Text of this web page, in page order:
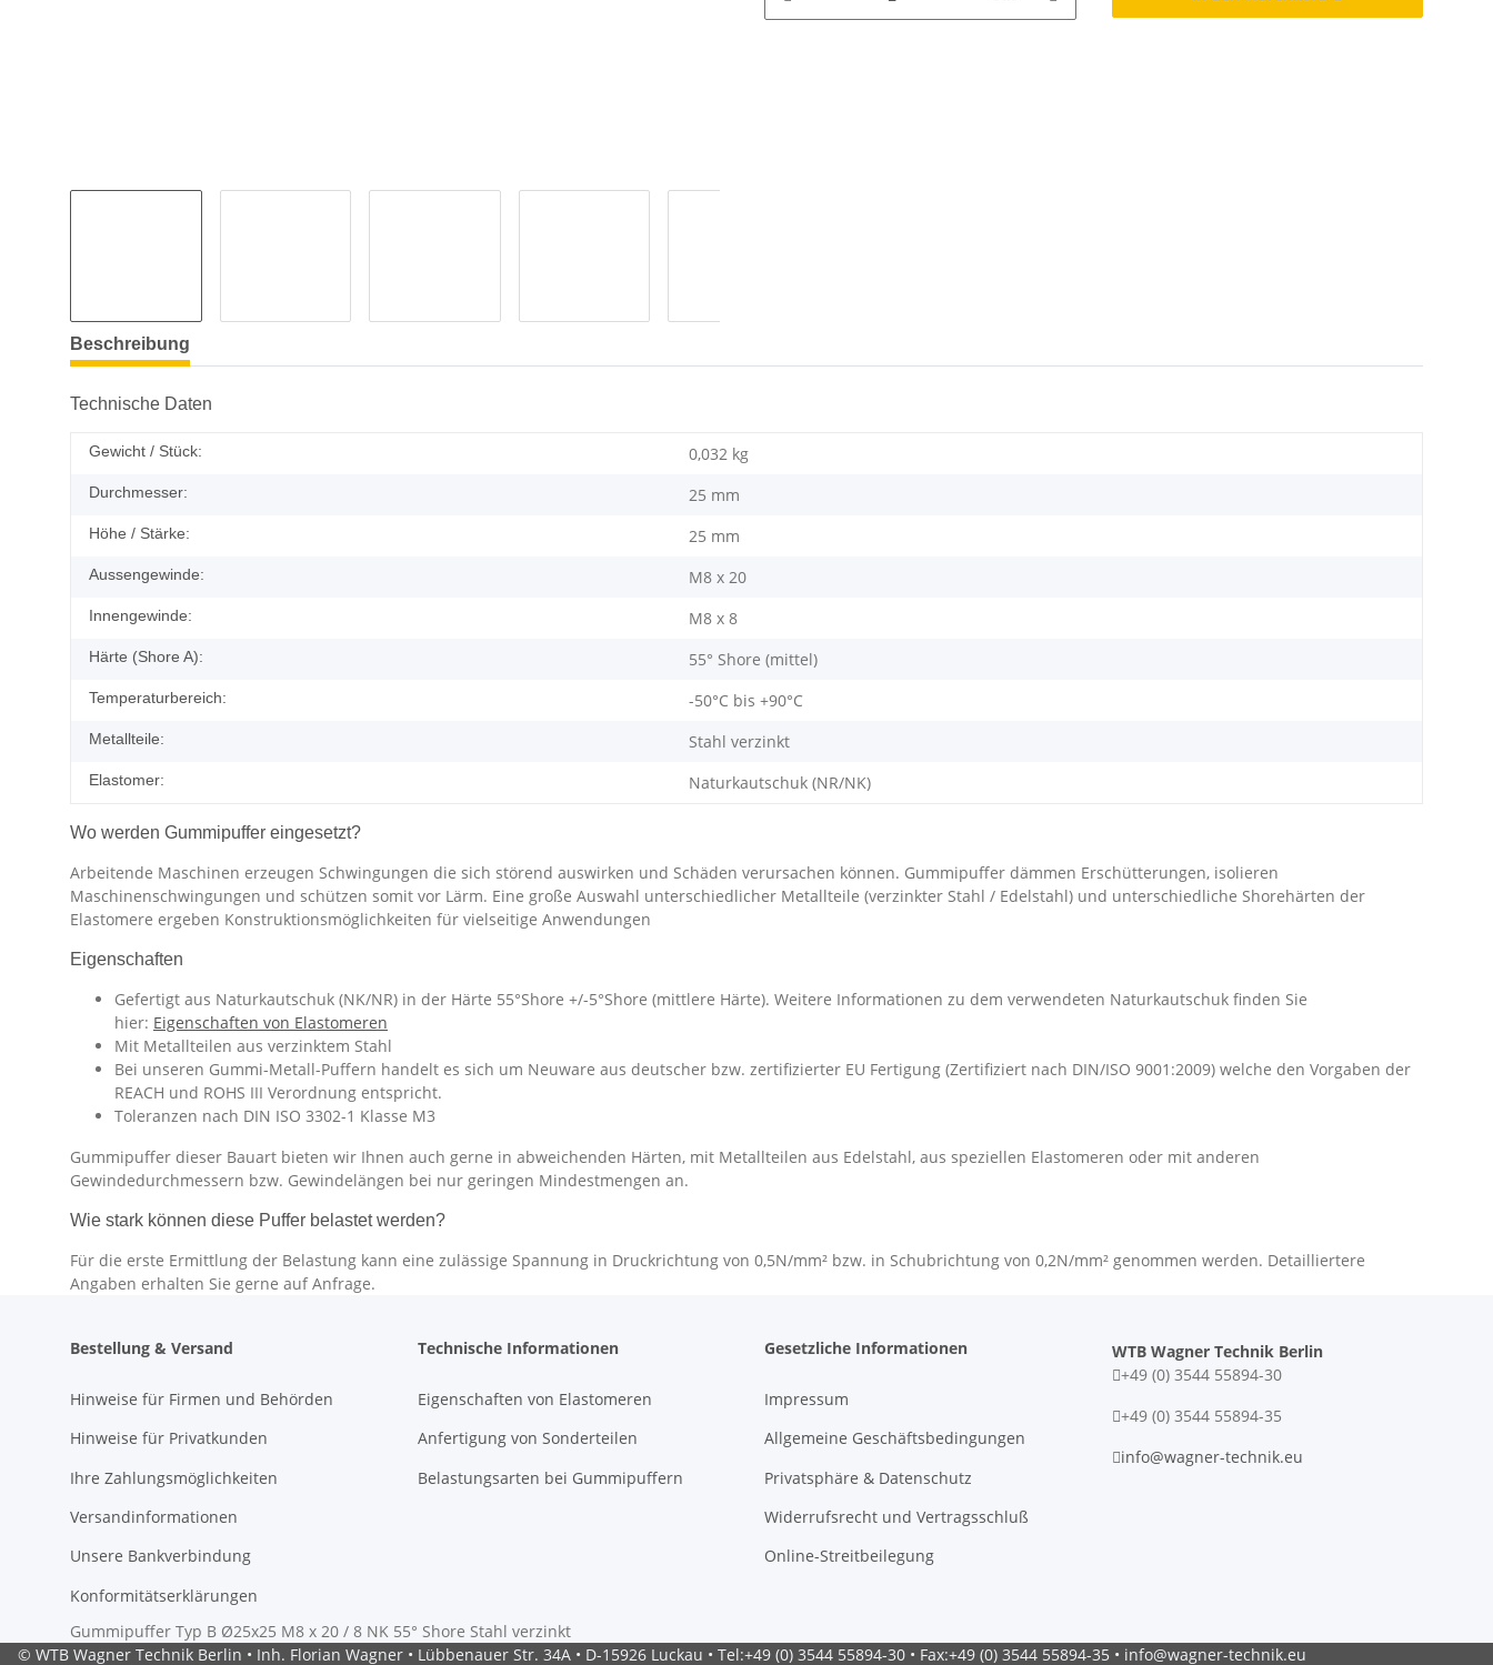
Beschreibung
Technische Daten
Gewicht / Stück: 0,032 kg
Durchmesser: 25 mm
Höhe / Stärke: 25 mm
Aussengewinde: M8 x 20
Innengewinde: M8 x 8
Härte (Shore A): 55° Shore (mittel)
Temperaturbereich: -50°C bis +90°C
Metallteile: Stahl verzinkt
Elastomer: Naturkautschuk (NR/NK)
Wo werden Gummipuffer eingesetzt?
Arbeitende Maschinen erzeugen Schwingungen die sich störend auswirken und Schäden verursachen können. Gummipuffer dämmen Erschütterungen, isolieren
Maschinenschwingungen und schützen somit vor Lärm. Eine große Auswahl unterschiedlicher Metallteile (verzinkter Stahl / Edelstahl) und unterschiedliche Shorehärten der
Elastomere ergeben Konstruktionsmöglichkeiten für vielseitige Anwendungen
Eigenschaften
Gefertigt aus Naturkautschuk (NK/NR) in der Härte 55°Shore +/-5°Shore (mittlere Härte). Weitere Informationen zu dem verwendeten Naturkautschuk finden Sie
hier: Eigenschaften von Elastomeren
Mit Metallteilen aus verzinktem Stahl
Bei unseren Gummi-Metall-Puffern handelt es sich um Neuware aus deutscher bzw. zertifizierter EU Fertigung (Zertifiziert nach DIN/ISO 9001:2009) welche den Vorgaben der
REACH und ROHS III Verordnung entspricht.
Toleranzen nach DIN ISO 3302-1 Klasse M3
Gummipuffer dieser Bauart bieten wir Ihnen auch gerne in abweichenden Härten, mit Metallteilen aus Edelstahl, aus speziellen Elastomeren oder mit anderen
Gewindedurchmessern bzw. Gewindelängen bei nur geringen Mindestmengen an.
Wie stark können diese Puffer belastet werden?
Für die erste Ermittlung der Belastung kann eine zulässige Spannung in Druckrichtung von 0,5N/mm² bzw. in Schubrichtung von 0,2N/mm² genommen werden. Detailliertere
Angaben erhalten Sie gerne auf Anfrage.
Bestellung & Versand
Hinweise für Firmen und Behörden
Hinweise für Privatkunden
Ihre Zahlungsmöglichkeiten
Versandinformationen
Unsere Bankverbindung
Konformitätserklärungen
Technische Informationen
Eigenschaften von Elastomeren
Anfertigung von Sonderteilen
Belastungsarten bei Gummipuffern
Gesetzliche Informationen
Impressum
Allgemeine Geschäftsbedingungen
Privatsphäre & Datenschutz
Widerrufsrecht und Vertragsschluß
Online-Streitbeilegung
WTB Wagner Technik Berlin
+49 (0) 3544 55894-30
+49 (0) 3544 55894-35
info@wagner-technik.eu
Gummipuffer Typ B Ø25x25 M8 x 20 / 8 NK 55° Shore Stahl verzinkt
© WTB Wagner Technik Berlin • Inh. Florian Wagner • Lübbenauer Str. 34A • D-15926 Luckau • Tel:+49 (0) 3544 55894-30 • Fax:+49 (0) 3544 55894-35 • info@wagner-technik.eu